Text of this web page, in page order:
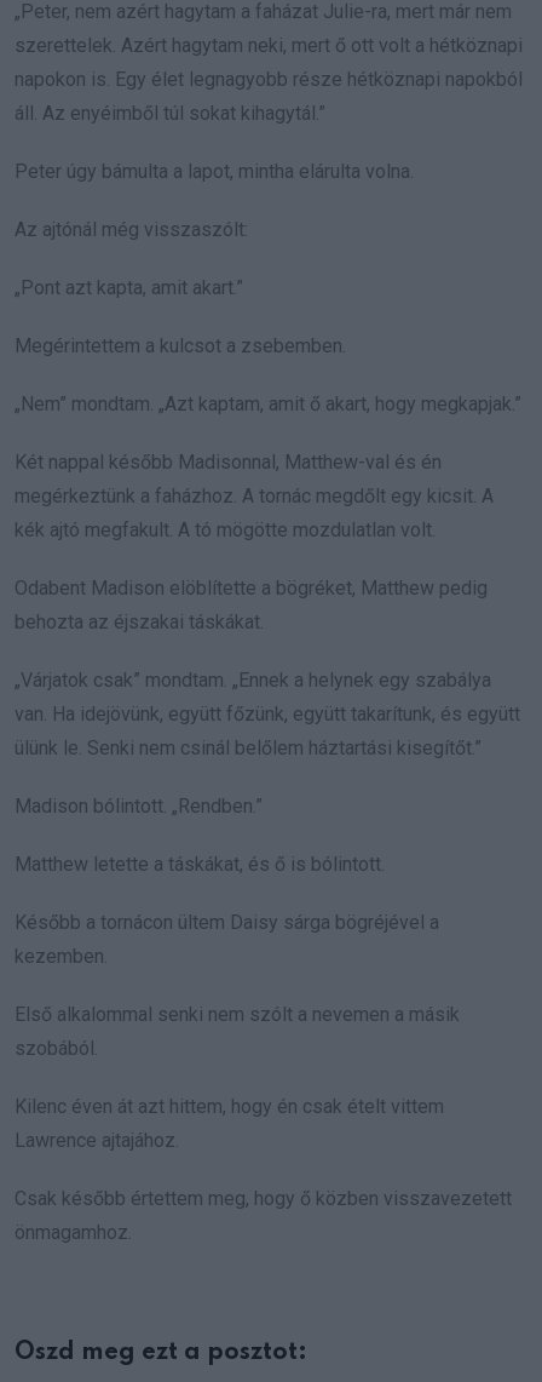
„Peter, nem azért hagytam a faházat Julie-ra, mert már nem
szerettelek. Azért hagytam neki, mert ő ott volt a hétköznapi
napokon is. Egy élet legnagyobb része hétköznapi napokból
áll. Az enyéimből túl sokat kihagytál.”
Peter úgy bámulta a lapot, mintha elárulta volna.
Az ajtónál még visszaszólt:
„Pont azt kapta, amit akart.”
Megérintettem a kulcsot a zsebemben.
„Nem” mondtam. „Azt kaptam, amit ő akart, hogy megkapjak.”
Két nappal később Madisonnal, Matthew-val és én
megérkeztünk a faházhoz. A tornác megdőlt egy kicsit. A
kék ajtó megfakult. A tó mögötte mozdulatlan volt.
Odabent Madison elöblítette a bögréket, Matthew pedig
behozta az éjszakai táskákat.
„Várjatok csak” mondtam. „Ennek a helynek egy szabálya
van. Ha idejövünk, együtt főzünk, együtt takarítunk, és együtt
ülünk le. Senki nem csinál belőlem háztartási kisegítőt.”
Madison bólintott. „Rendben.”
Matthew letette a táskákat, és ő is bólintott.
Később a tornácon ültem Daisy sárga bögréjével a
kezemben.
Első alkalommal senki nem szólt a nevemen a másik
szobából.
Kilenc éven át azt hittem, hogy én csak ételt vittem
Lawrence ajtajához.
Csak később értettem meg, hogy ő közben visszavezetett
önmagamhoz.
Oszd meg ezt a posztot: